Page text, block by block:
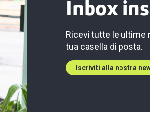
Inbox
Ricevi tutte le ultime
tua casella di posta.
Iscriviti alla nostra